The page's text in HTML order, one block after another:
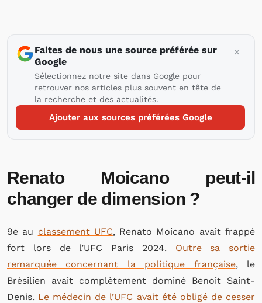
Faites de nous une source préférée sur
Google
Sélectionnez notre site dans Google pour
retrouver nos articles plus souvent en tête de
la recherche et des actualités.
Ajouter aux sources préférées Google
Renato Moicano peut-il
changer de dimension ?
9e au classement UFC, Renato Moicano avait frappé
fort lors de l’UFC Paris 2024. Outre sa sortie
remarquée concernant la politique française, le
Brésilien avait complètement dominé Benoit Saint-
Denis. Le médecin de l’UFC avait été obligé de cesser